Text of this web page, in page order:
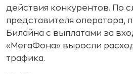
действия конкурентов. По
представителя оператора,
Билайна с выплатами за
«МегаФона» выросли
трафика.